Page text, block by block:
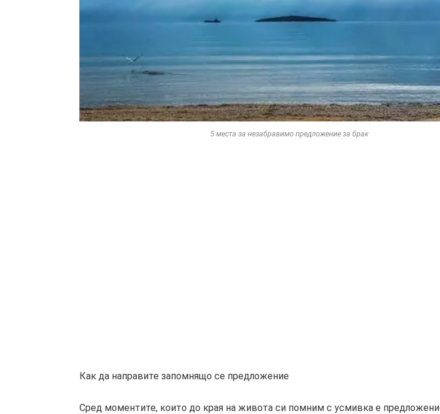
5 места за незабравимо предложение за брак
Как да направите запомнящо се предложение
Сред моментите, които до края на живота си помним с усмивка е